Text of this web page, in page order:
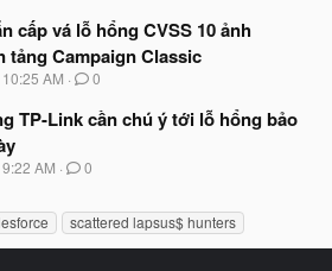
cấp vá lỗ hổng CVSS 10 ảnh
tảng Campaign Classic
AM 0
TP-Link cần chú ý tới lỗ hổng bảo
AM 0
scattered lapsus$ hunters